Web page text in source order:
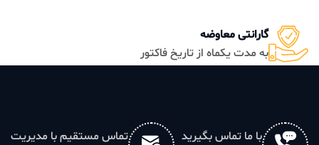
گارانتی معاوضه
به مدت یکماه از تاریخ فاکتور
با ما تماس بگیرید
تماس مستقیم با مدیریت